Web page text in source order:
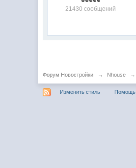
21430 сообщений
Форум Новостройки → Nhouse →
Изменить стиль Помощь